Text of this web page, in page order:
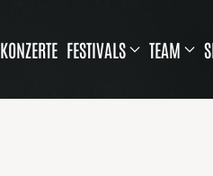
KONZERTE FESTIVALS TEAM